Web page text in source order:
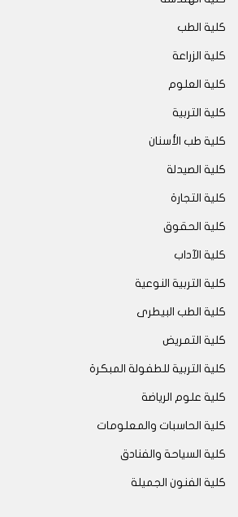
كلية الطب
كلية الزراعة
كلية العلوم
كلية التربية
كلية طب الأسنان
كلية الصيدلة
كلية التجارة
كلية الحقوق
كلية الآداب
كلية التربية النوعية
كلية الطب البيطرى
كلية التمريض
كلية التربية للطفولة المبكرة
كلية علوم الرياضة
كلية الحاسبات والمعلومات
كلية السياحة والفنادق
كلية الفنون الجميلة